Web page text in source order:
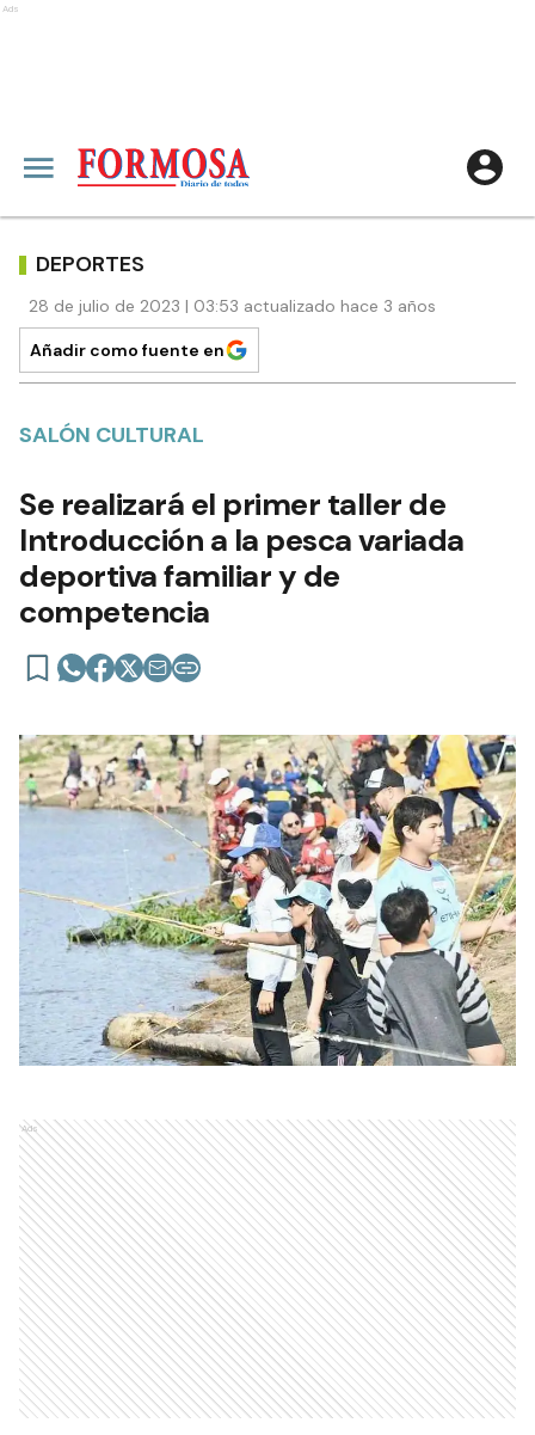
Ads
DEPORTES
28 de julio de 2023 | 03:53 actualizado hace 3 años
Añadir como fuente en
SALÓN CULTURAL
Se realizará el primer taller de
Introducción a la pesca variada
deportiva familiar y de
competencia
Ads